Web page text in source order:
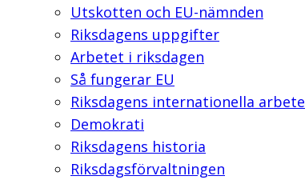
Utskotten och EU-nämnden
Riksdagens uppgifter
Arbetet i riksdagen
Så fungerar EU
Riksdagens internationella arbete
Demokrati
Riksdagens historia
Riksdagsförvaltningen